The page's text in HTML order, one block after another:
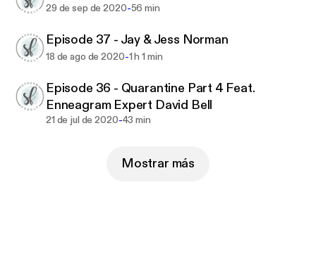
29 de sep de 2020-56 min
Episode 37 - Jay & Jess Norman
18 de ago de 2020-1 h 1 min
Episode 36 - Quarantine Part 4 Feat.
Enneagram Expert David Bell
21 de jul de 2020-43 min
Mostrar más